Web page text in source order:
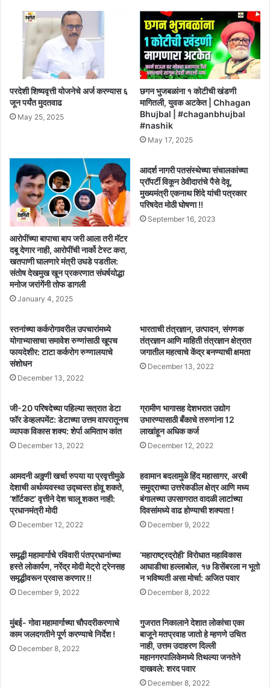
परदेशी शिष्यवृत्ती योजनेचे अर्ज करण्यास ६
जून पर्यंत मुदतवाढ
May 25, 2025
छगन भुजबळांना १ कोटीची खंडणी
मागितली, युवक अटकेत | Chhagan
Bhujbal | #chaganbhujbal
#nashik
May 17, 2025
आरोपींच्या बापाचा बाप जरी आला तरी मॅटर
दबू देणार नाही, आरोपींची नार्को टेस्ट करा,
खतपाणी घालणारे मंत्री उघडे पडतील:
संतोष देखमुख खून प्रकरणात संघर्षयोद्धा
मनोज जरांगेंनी तोफ डागली
January 4, 2025
आदर्श नागरी पतसंस्थेच्या संचालकांच्या
प्रॉपर्टी विकून ठेवीदारांचे पैसे देवू,
मुख्यमंत्री एकनाथ शिंदे यांची पत्रकार
परिषदेत मोठी घोषणा !!
September 16, 2023
स्तनांच्या कर्करोगावरील उपचारांमध्ये
योगाभ्यासाचा समावेश रुग्णांसाठी खूपच
फायदेशीर: टाटा कर्करोग रुग्णालयाचे
संशोधन
December 13, 2022
भारताची तंत्रज्ञान, उत्पादन, संगणक
तंत्रज्ञान आणि माहिती तंत्रज्ञान क्षेत्रात
जगातील महत्वाचे केंद्र बनण्याची क्षमता
December 13, 2022
जी-20 परिषदेच्या पहिल्या सत्रात डेटा
फॉर डेव्हलपमेंट: डेटाच्या उत्तम वापरातूनच
व्यापक विकास शक्य: शेर्पा अमिताभ कांत
December 13, 2022
ग्रामीण भागासह देशभरात उद्योग
उभारण्यासाठी बँकाचे तरुणांना 12
लाखांहून अधिक कर्ज
December 12, 2022
आमदनी अठ्ठणी खर्चा रुपया या प्रवृत्तीमुळे
देशाची अर्थव्यवस्था उद्ध्वस्त होवू शकते,
‘शॉर्टकट’ वृत्तीने देश चालू शकत नाही:
प्रधानमंत्री मोदी
December 12, 2022
हवामान बदलामुळे हिंद महासागर, अरबी
समुद्राच्या उत्तरेकडील क्षेत्र आणि मध्य
बंगालच्या उपसागरात वादळी लाटांच्या
दिवसांमध्ये वाढ होण्याची शक्यता !
December 9, 2022
समृद्धी महामार्गाचे रविवारी पंतप्रधानांच्या
हस्ते लोकार्पण, नरेंद्र मोदी मेट्रो ट्रेनसह
समृद्धीवरून प्रवास करणार !!
December 9, 2022
‘महाराष्ट्रद्रोही’ विरोधात महाविकास
आघाडीचा हल्लाबोल, १७ डिसेंबरला न भूतो
न भविष्यती असा मोर्चा: अजित पवार
December 8, 2022
मुंबई- गोवा महामार्गाच्या चौपदरीकरणाचे
काम जलदगतीने पूर्ण करण्याचे निर्देश !
December 8, 2022
गुजरात निकालाने देशात लोकांचा एका
बाजूने मतप्रवाह जातो हे म्हणणे उचित
नाही, उत्तम उदाहरण दिल्ली
महानगरपालिकेमध्ये तिथल्या जनतेने
दाखवले: शरद पवार
December 8, 2022